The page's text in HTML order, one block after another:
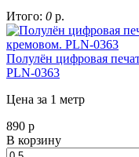
Итого: 0 р.
Полулён цифровая
PLN-0363
Цена за 1 метр
890 р
В корзину